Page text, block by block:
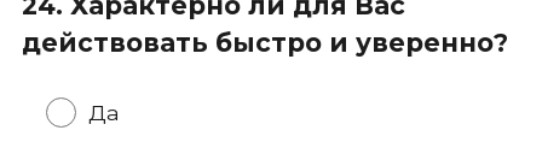
действовать быстро и уверенно?
Да